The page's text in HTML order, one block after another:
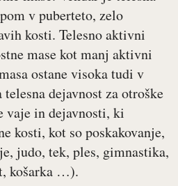
v puberteto, zelo
kosti. Telesno aktivni
mase kot manj aktivni
ostane visoka tudi v
dejavnost za otroške
vaje in dejavnosti, ki
kosti, kot so poskakovanje,
judo, tek, ples, gimnastika,
košarka …).